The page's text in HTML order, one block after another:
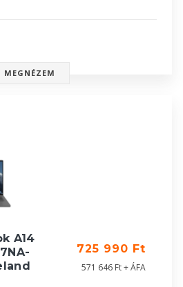
MEGNÉZEM
A14
725 990 Ft
571 646 Ft + ÁFA